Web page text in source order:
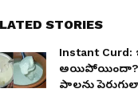
STORIES
Instant Curd:
అయిపోయిందా?
పాలను